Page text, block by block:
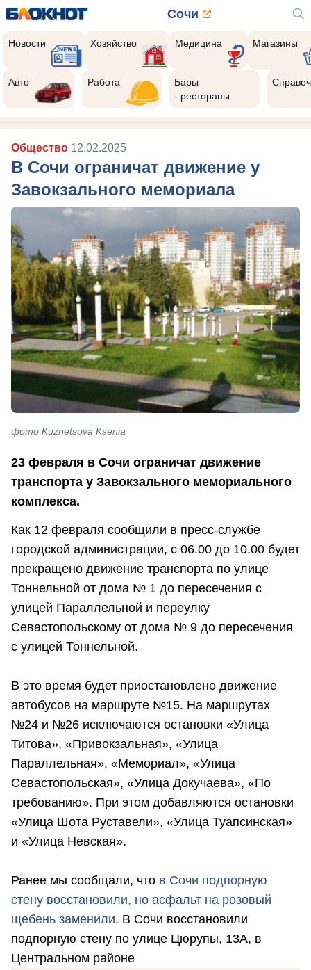
Сочи
Новости Хозяйство Медицина Магазины
Авто Работа
Бары
- рестораны
Общество 12.02.2025
В Сочи ограничат движение у
Завокзального мемориала
фото Kuznetsova Ksenia
23 февраля в Сочи ограничат движение
транспорта у Завокзального мемориального
комплекса.
Как 12 февраля сообщили в пресс-службе
городской администрации, с 06.00 до 10.00 будет
прекращено движение транспорта по улице
Тоннельной от дома № 1 до пересечения с
улицей Параллельной и переулку
Севастопольскому от дома № 9 до пересечения
с улицей Тоннельной.
В это время будет приостановлено движение
автобусов на маршруте №15. На маршрутах
№24 и №26 исключаются остановки «Улица
Титова», «Привокзальная», «Улица
Параллельная», «Мемориал», «Улица
Севастопольская», «Улица Докучаева», «По
требованию». При этом добавляются остановки
«Улица Шота Руставели», «Улица Туапсинская»
и «Улица Невская».
Ранее мы сообщали, что в Сочи подпорную
стену восстановили, но асфальт на розовый
щебень заменили. В Сочи восстановили
подпорную стену по улице Цюрупы, 13А, в
Центральном районе